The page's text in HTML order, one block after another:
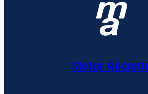
Motor